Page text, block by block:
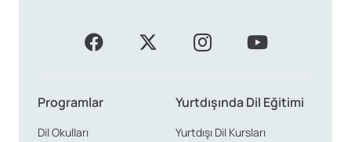
bütçelerine göre farklı konaklama alternatifleri
yaşamda dil pratiği yapma fırsatı sunar. Öğrenci
apartmanları, daha bağımsız bir yaşam alanı
Programlar
Dil Okulları
Yurtdışında Dil Eğitimi
Yurtdışı Dil Kursları